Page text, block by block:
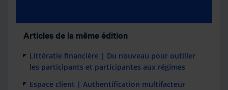
Articles de la même édition
Littératie financière | Du nouveau pour outiller
les participants et participantes aux régimes
Espace client | Authentification multifacteur